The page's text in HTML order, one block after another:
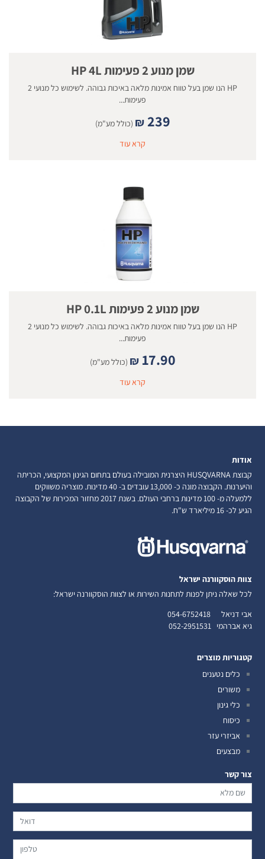
שמן מנוע 2 פעימות HP 4L
HP הנו שמן בעל טווח אמינות מלאה באיכות גבוהה. לשימוש כל מנועי 2
פעימות...
₪ 239
(כולל מע"מ)
קרא עוד
שמן מנוע 2 פעימות HP 0.1L
HP הנו שמן בעל טווח אמינות מלאה באיכות גבוהה. לשימוש כל מנועי 2
פעימות...
₪ 17.90
(כולל מע"מ)
קרא עוד
אודות
קבוצת HUSQVARNA היצרנית המובילה בעולם בתחום הגינון המקצועי, הכריתה
והיערנות. הקבוצה מונה כ- 13,000 עובדים ב- 40 מדינות. מוצריה משווקים
ללמעלה מ- 100 מדינות ברחבי העולם. בשנת 2017 מחזור המכירות של הקבוצה
הגיע לכ- 16 מיליארד ש"ח.
צוות הוסקוורנה ישראל
לכל שאלה ניתן לפנות לתחנות השירות או לצוות הוסקוורנה ישראל:
אבי דניאל 054-6752418
גיא אברהמי 052-2951531
קטגוריות מוצרים
כלים נטענים
משורים
כלי גינון
כיסוח
אביזרי עזר
מבצעים
צור קשר